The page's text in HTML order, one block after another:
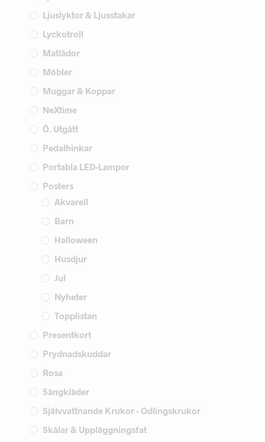
Ljuslyktor & Ljusstakar
Lyckotroll
Matlådor
Möbler
Muggar & Koppar
NeXtime
Ö. Utgått
Pedalhinkar
Portabla LED-Lampor
Posters
Akvarell
Barn
Halloween
Husdjur
Jul
Nyheter
Topplistan
Presentkort
Prydnadskuddar
Rosa
Sängkläder
Självvattnande Krukor - Odlingskrukor
Skålar & Uppläggningsfat